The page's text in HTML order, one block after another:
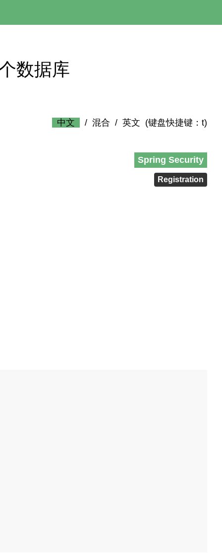
数据库
中文 / 混合 / 英文 (键盘快捷键：t)
Spring Security
Registration